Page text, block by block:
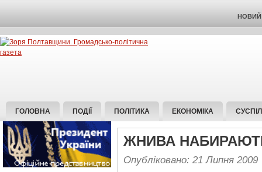
НОВИЙ
ГОЛОВНА ПОДІЇ ПОЛІТИКА ЕКОНОМІКА
ЖНИВА
Опубліковано: 21 Липня 2009